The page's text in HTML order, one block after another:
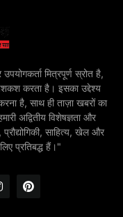
मित्रपूर्ण स्रोत है,
करता है। इसका उद्देश्य
है, साथ ही ताज़ा खबरों का
अद्वितीय विशेषज्ञता और
साहित्य, खेल और
प्रतिबद्ध हैं।"